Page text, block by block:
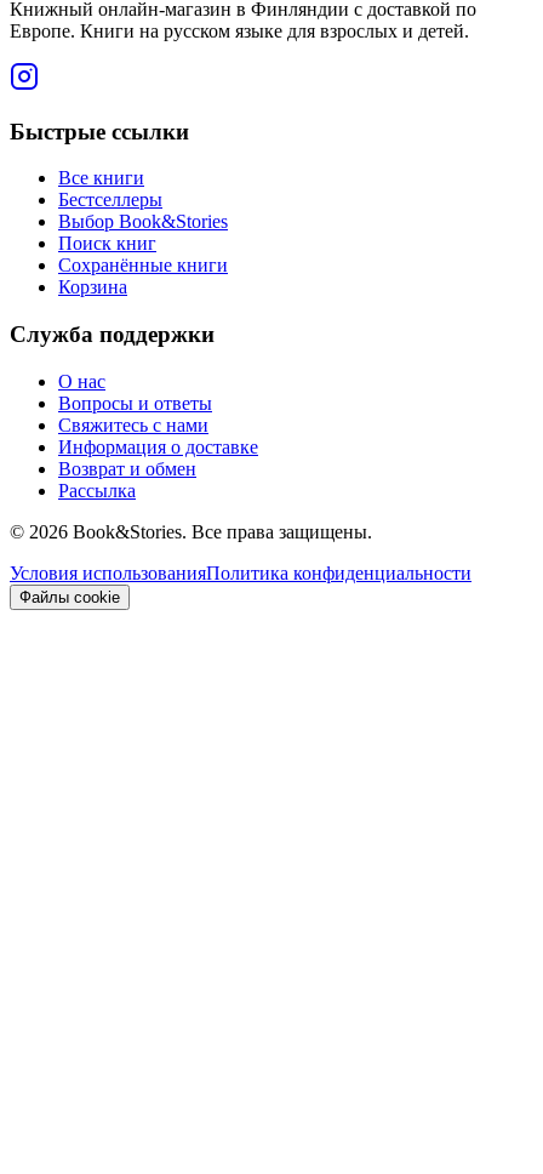
Книжный онлайн-магазин в Финляндии с доставкой по
Европе. Книги на русском языке для взрослых и детей.
Быстрые ссылки
Все книги
Бестселлеры
Выбор Book&Stories
Поиск книг
Сохранённые книги
Корзина
Служба поддержки
О нас
Вопросы и ответы
Свяжитесь с нами
Информация о доставке
Возврат и обмен
Рассылка
© 2026 Book&Stories. Все права защищены.
Условия использованияПолитика конфиденциальности
Файлы cookie